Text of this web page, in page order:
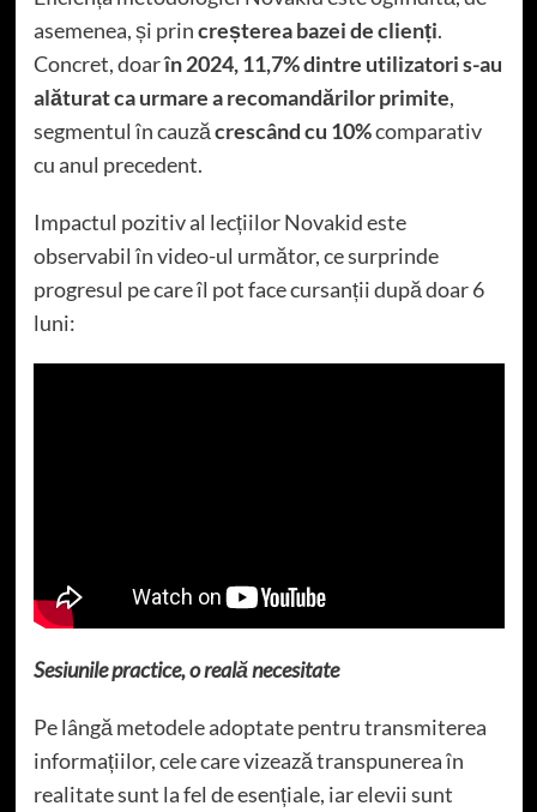
asemenea, și princreșterea bazei de clienți.
Concret, doarîn 2024, 11,7% dintre utilizatori s-au
alăturat ca urmare a recomandărilor primite,
segmentul în cauzăcrescând cu 10%comparativ
cu anul precedent.
Impactul pozitiv al lecțiilor Novakid este
observabil în video-ul următor, ce surprinde
progresul pe care îl pot face cursanții după doar 6
luni:
Sesiunile practice, o reală necesitate
Pe lângă metodele adoptate pentru transmiterea
informațiilor, cele care vizează transpunerea în
realitate sunt la fel de esențiale, iar elevii sunt